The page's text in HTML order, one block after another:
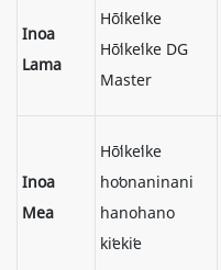
Inoa
Lama
Hōʻikeʻike
Hōʻikeʻike DG
Master
Inoa
Mea
Hōʻikeʻike
hoʻonaninani
hanohano
kiʻekiʻe